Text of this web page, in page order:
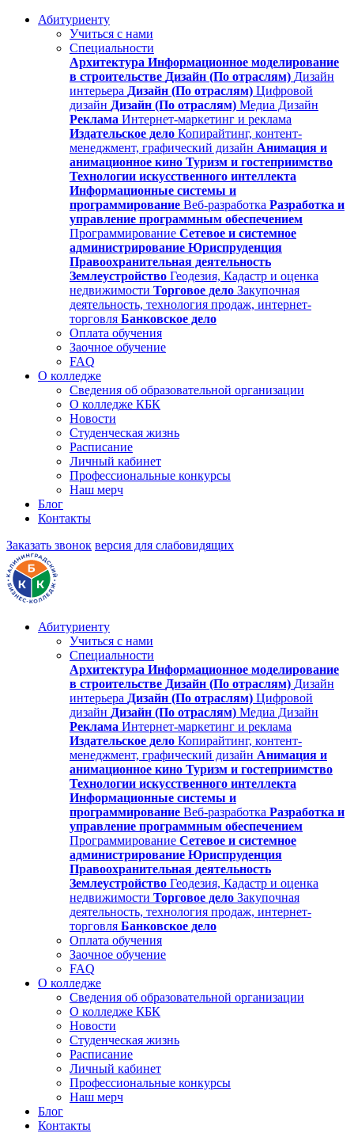
Абитуриенту
Учиться с нами
Специальности
Архитектура Информационное моделирование
в строительстве Дизайн (По отраслям) Дизайн
интерьера Дизайн (По отраслям) Цифровой
дизайн Дизайн (По отраслям) Медиа Дизайн
Реклама Интернет-маркетинг и реклама
Издательское дело Копирайтинг, контент-
менеджмент, графический дизайн Анимация и
анимационное кино Туризм и гостеприимство
Технологии искусственного интеллекта
Информационные системы и
программирование Веб-разработка Разработка и
управление программным обеспечением
Программирование Сетевое и системное
администрирование Юриспруденция
Правоохранительная деятельность
Землеустройство Геодезия, Кадастр и оценка
недвижимости Торговое дело Закупочная
деятельность, технология продаж, интернет-
торговля Банковское дело
Оплата обучения
Заочное обучение
FAQ
О колледже
Сведения об образовательной организации
О колледже КБК
Новости
Студенческая жизнь
Расписание
Личный кабинет
Профессиональные конкурсы
Наш мерч
Блог
Контакты
Заказать звонок версия для слабовидящих
Абитуриенту
Учиться с нами
Специальности
Архитектура Информационное моделирование
в строительстве Дизайн (По отраслям) Дизайн
интерьера Дизайн (По отраслям) Цифровой
дизайн Дизайн (По отраслям) Медиа Дизайн
Реклама Интернет-маркетинг и реклама
Издательское дело Копирайтинг, контент-
менеджмент, графический дизайн Анимация и
анимационное кино Туризм и гостеприимство
Технологии искусственного интеллекта
Информационные системы и
программирование Веб-разработка Разработка и
управление программным обеспечением
Программирование Сетевое и системное
администрирование Юриспруденция
Правоохранительная деятельность
Землеустройство Геодезия, Кадастр и оценка
недвижимости Торговое дело Закупочная
деятельность, технология продаж, интернет-
торговля Банковское дело
Оплата обучения
Заочное обучение
FAQ
О колледже
Сведения об образовательной организации
О колледже КБК
Новости
Студенческая жизнь
Расписание
Личный кабинет
Профессиональные конкурсы
Наш мерч
Блог
Контакты